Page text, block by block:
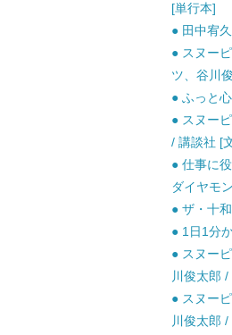
[単行本]
● 田中宥
● スヌー
ツ、谷川
● ふっと
● スヌー
/ 講談社 [
● 仕事に
ダイヤモ
● ザ・十
● 1日1分
● スヌー
川俊太郎
● スヌー
川俊太郎